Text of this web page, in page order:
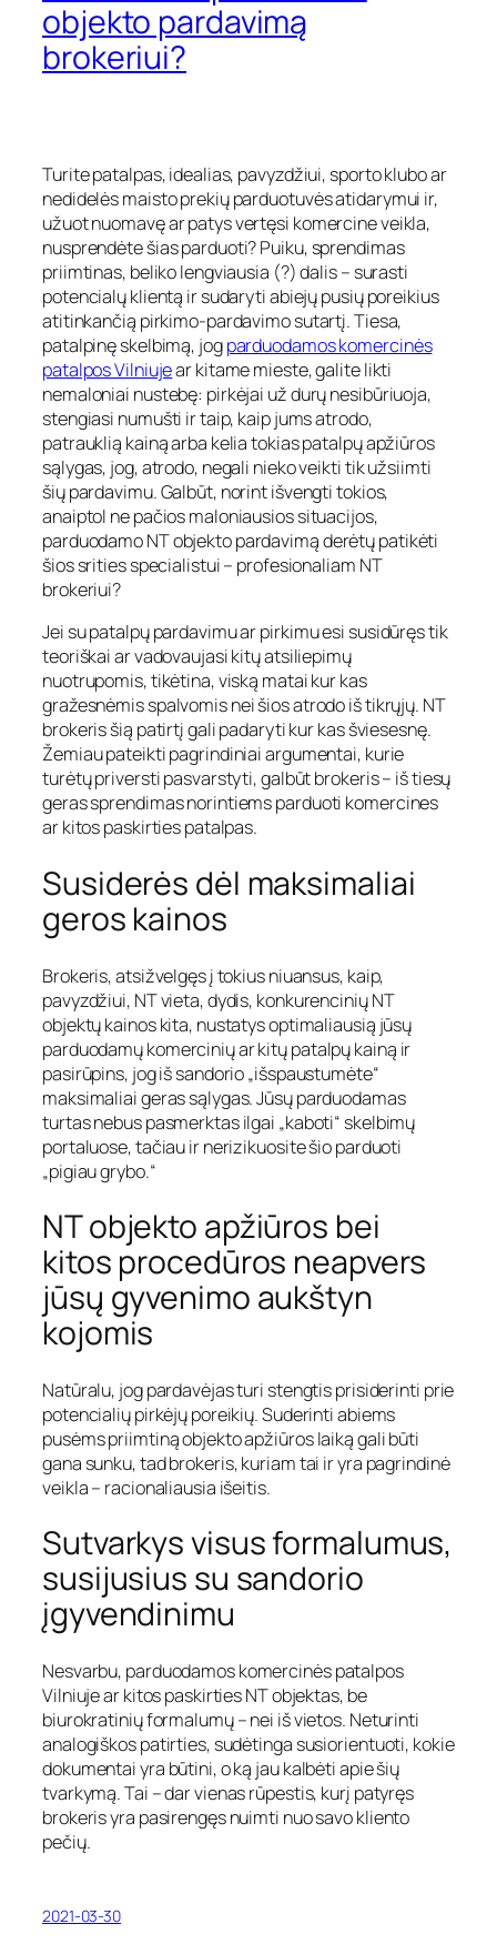
objekto pardavimą
brokeriui?
Turite patalpas, idealias, pavyzdžiui, sporto klubo ar
nedidelės maisto prekių parduotuvės atidarymui ir,
užuot nuomavę ar patys vertęsi komercine veikla,
nusprendėte šias parduoti? Puiku, sprendimas
priimtinas, beliko lengviausia (?) dalis – surasti
potencialų klientą ir sudaryti abiejų pusių poreikius
atitinkančią pirkimo-pardavimo sutartį. Tiesa,
patalpinę skelbimą, jogparduodamos komercinės
patalpos Vilniujear kitame mieste, galite likti
nemaloniai nustebę: pirkėjai už durų nesibūriuoja,
stengiasi numušti ir taip, kaip jums atrodo,
patrauklią kainą arba kelia tokias patalpų apžiūros
sąlygas, jog, atrodo, negali nieko veikti tik užsiimti
šių pardavimu. Galbūt, norint išvengti tokios,
anaiptol ne pačios maloniausios situacijos,
parduodamo NT objekto pardavimą derėtų patikėti
šios srities specialistui – profesionaliam NT
brokeriui?
Jei su patalpų pardavimu ar pirkimu esi susidūręs tik
teoriškai ar vadovaujasi kitų atsiliepimų
nuotrupomis, tikėtina, viską matai kur kas
gražesnėmis spalvomis nei šios atrodo iš tikrųjų. NT
brokeris šią patirtį gali padaryti kur kas šviesesnę.
Žemiau pateikti pagrindiniai argumentai, kurie
turėtų priversti pasvarstyti, galbūt brokeris – iš tiesų
geras sprendimas norintiems parduoti komercines
ar kitos paskirties patalpas.
Susiderės dėl maksimaliai
geros kainos
Brokeris, atsižvelgęs į tokius niuansus, kaip,
pavyzdžiui, NT vieta, dydis, konkurencinių NT
objektų kainos kita, nustatys optimaliausią jūsų
parduodamų komercinių ar kitų patalpų kainą ir
pasirūpins, jog iš sandorio „išspaustumėte“
maksimaliai geras sąlygas. Jūsų parduodamas
turtas nebus pasmerktas ilgai „kaboti“ skelbimų
portaluose, tačiau ir nerizikuosite šio parduoti
„pigiau grybo.“
NT objekto apžiūros bei
kitos procedūros neapvers
jūsų gyvenimo aukštyn
kojomis
Natūralu, jog pardavėjas turi stengtis prisiderinti prie
potencialių pirkėjų poreikių. Suderinti abiems
pusėms priimtiną objekto apžiūros laiką gali būti
gana sunku, tad brokeris, kuriam tai ir yra pagrindinė
veikla – racionaliausia išeitis.
Sutvarkys visus formalumus,
susijusius su sandorio
įgyvendinimu
Nesvarbu, parduodamos komercinės patalpos
Vilniuje ar kitos paskirties NT objektas, be
biurokratinių formalumų – nei iš vietos. Neturinti
analogiškos patirties, sudėtinga susiorientuoti, kokie
dokumentai yra būtini, o ką jau kalbėti apie šių
tvarkymą. Tai – dar vienas rūpestis, kurį patyręs
brokeris yra pasirengęs nuimti nuo savo kliento
pečių.
2021-03-30